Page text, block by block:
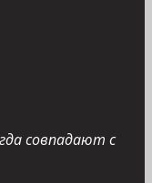
совпадают с